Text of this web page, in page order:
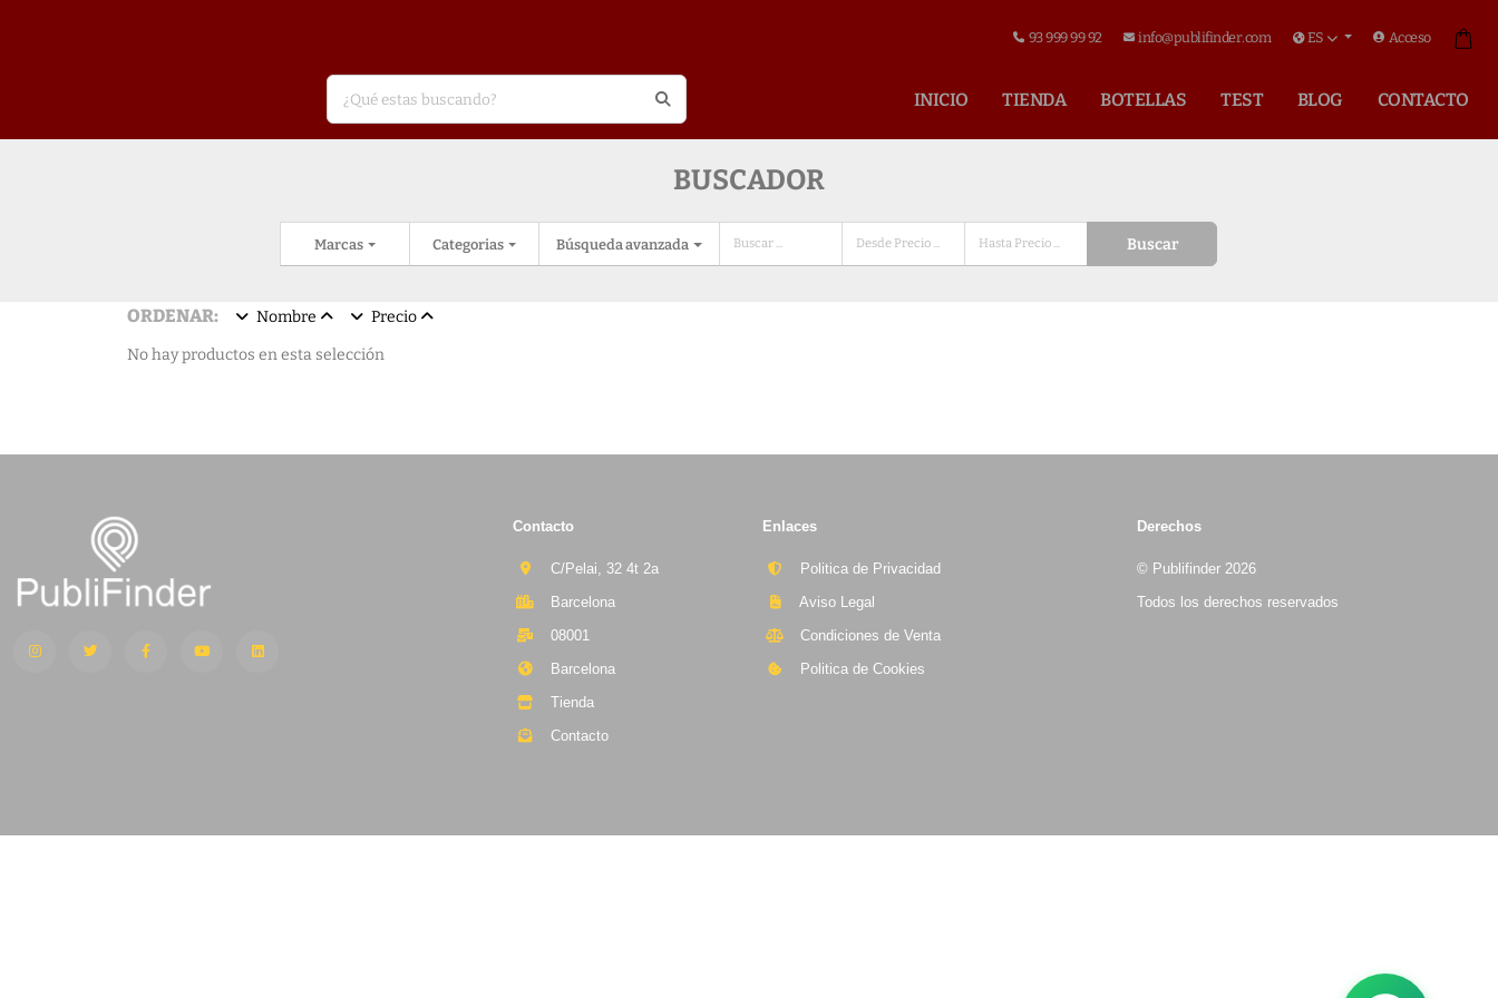
93 999 99 92 info@publifinder.com ES Acceso
INICIO TIENDA BOTELLAS TEST BLOG CONTACTO
BUSCADOR
Categorias
Marcas Búsqueda avanzada Buscar
ORDENAR: Nombre
Precio
No hay productos en esta selección
Contacto
C/Pelai, 32 4t 2a
Barcelona
08001
Barcelona
Tienda
Contacto
Enlaces
Politica de Privacidad
Aviso Legal
Condiciones de Venta
Politica de Cookies
Derechos
© Publifinder 2026
Todos los derechos reservados